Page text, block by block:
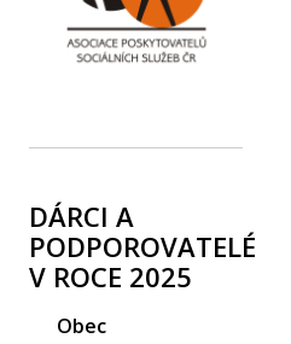
DÁRCI A
PODPOROVATELÉ
V ROCE 2025
Obec